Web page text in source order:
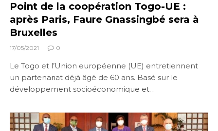
Point de la coopération Togo-UE :
après Paris, Faure Gnassingbé sera à
Bruxelles
17/05/2021 0
Le Togo et l’Union européenne (UE) entretiennent
un partenariat déjà âgé de 60 ans. Basé sur le
développement socioéconomique et…